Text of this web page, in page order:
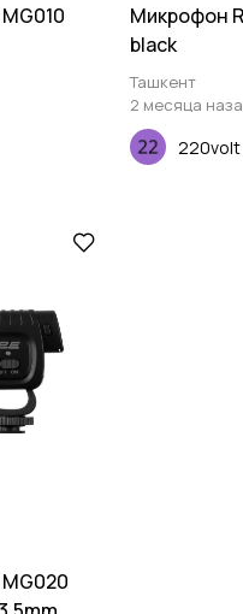
Микрофон
black
Ташкент
2 месяца
220volt